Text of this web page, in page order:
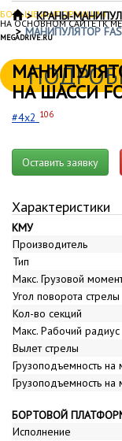
БОЛЬШЕ ИНФОРМАЦИИ
НА ОСНОВНОМ САЙТЕ ГК
MEGADRIVE.RU
КРАНЫ-
МАНИПУЛЯТОР
НА ШАССИ
#4x2 106
Оставить заявку
Характеристики
КМУ
Производитель
Тип
Макс. Грузовой
Угол поворота стрелы
Кол-во секций
Макс. Рабочий радиус
Вылет стрелы
Грузоподъемность на
Грузоподъемность на
БОРТОВОЙ
Исполнение